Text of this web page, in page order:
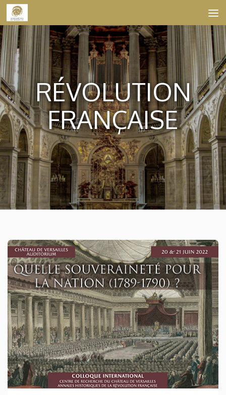
Skip to content
RÉVOLUTION
FRANÇAISE